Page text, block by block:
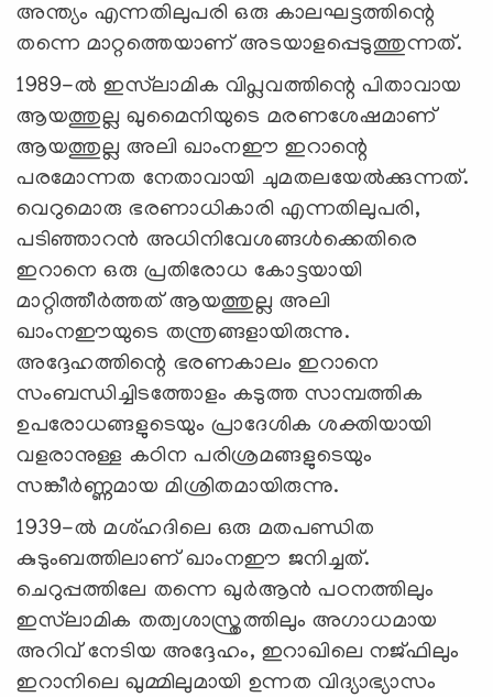
അന്ത്യം എന്നതിലുപരി ഒരു കാലഘട്ടത്തിന്റെ
തന്നെ മാറ്റത്തെയാണ് അടയാളപ്പെടുത്തുന്നത്.
1989-ൽ ഇസ്‍ലാമിക വിപ്ലവത്തിന്റെ പിതാവായ
ആയത്തുല്ല ഖുമൈനിയുടെ മരണശേഷമാണ്
ആയത്തുല്ല അലി ഖാംനഈ ഇറാന്റെ
പരമോന്നത നേതാവായി ചുമതലയേൽക്കുന്നത്.
വെറുമൊരു ഭരണാധികാരി എന്നതിലുപരി,
പടിഞ്ഞാറൻ അധിനിവേശങ്ങൾക്കെതിരെ
ഇറാനെ ഒരു പ്രതിരോധ കോട്ടയായി
മാറ്റിത്തീർത്തത് ആയത്തുല്ല അലി
ഖാംനഈയുടെ തന്ത്രങ്ങളായിരുന്നു.
അദ്ദേഹത്തിന്റെ ഭരണകാലം ഇറാനെ
സംബന്ധിച്ചിടത്തോളം കടുത്ത സാമ്പത്തിക
ഉപരോധങ്ങളുടെയും പ്രാദേശിക ശക്തിയായി
വളരാനുള്ള കഠിന പരിശ്രമങ്ങളുടെയും
സങ്കീർണ്ണമായ മിശ്രിതമായിരുന്നു.
1939-ൽ മശ്ഹദിലെ ഒരു മതപണ്ഡിത
കുടുംബത്തിലാണ് ഖാംനഈ ജനിച്ചത്.
ചെറുപ്പത്തിലേ തന്നെ ഖുർആൻ പഠനത്തിലും
ഇസ്‍ലാമിക തത്വശാസ്ത്രത്തിലും അഗാധമായ
അറിവ് നേടിയ അദ്ദേഹം, ഇറാഖിലെ നജ്ഫിലും
ഇറാനിലെ ഖുമ്മിലുമായി ഉന്നത വിദ്യാഭ്യാസം